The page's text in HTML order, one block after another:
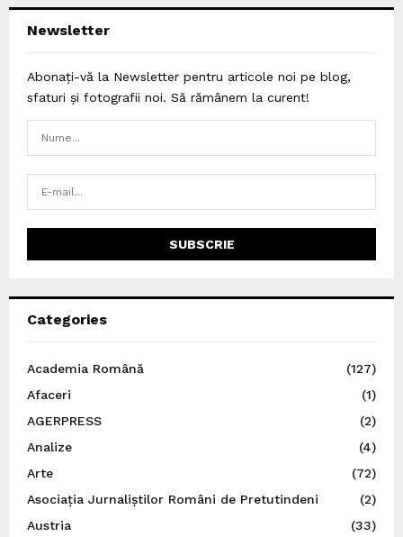
Newsletter
Abonați-vă la Newsletter pentru articole noi pe blog,
sfaturi și fotografii noi. Să rămânem la curent!
Categories
Academia Română
(127)
Afaceri
(1)
AGERPRESS
(2)
Analize
(4)
Arte
(72)
Asociația Jurnaliștilor Români de Pretutindeni
(2)
Austria
(33)